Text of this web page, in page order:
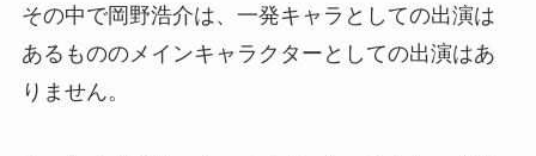
その中で岡野浩介は、一発キャラとしての出演は
あるもののメインキャラクターとしての出演はあ
りません。